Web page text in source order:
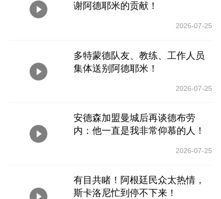
谢阿德耶米的贡献！
2026-07-25
多特蒙德队友、教练、工作人员
集体送别阿德耶米！
2026-07-25
安德森加盟曼城后再谈德布劳
内：他一直是我非常仰慕的人！
2026-07-25
有目共睹！阿根廷民众太热情，
斯卡洛尼忙到停不下来！